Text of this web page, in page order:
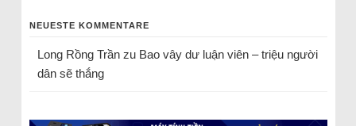
NEUESTE KOMMENTARE
Long Rồng Trầnzu Bao vây dư luận viên – triệu người
dân sẽ thắng